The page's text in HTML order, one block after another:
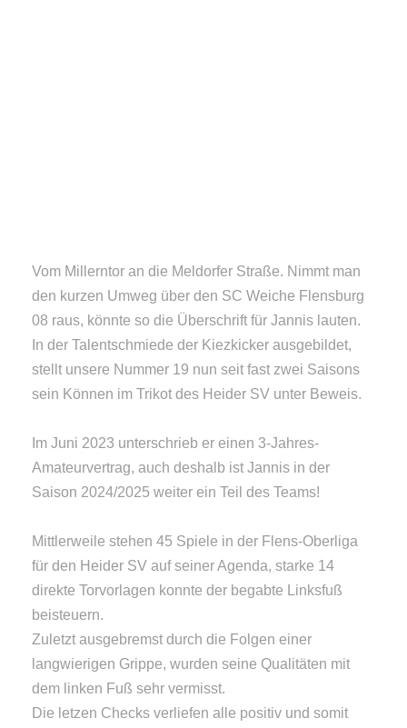
Vom Millerntor an die Meldorfer Straße. Nimmt man
den kurzen Umweg über den SC Weiche Flensburg
08 raus, könnte so die Überschrift für Jannis lauten.
In der Talentschmiede der Kiezkicker ausgebildet,
stellt unsere Nummer 19 nun seit fast zwei Saisons
sein Können im Trikot des Heider SV unter Beweis.
Im Juni 2023 unterschrieb er einen 3-Jahres-
Amateurvertrag, auch deshalb ist Jannis in der
Saison 2024/2025 weiter ein Teil des Teams!
Mittlerweile stehen 45 Spiele in der Flens-Oberliga
für den Heider SV auf seiner Agenda, starke 14
direkte Torvorlagen konnte der begabte Linksfuß
beisteuern.
Zuletzt ausgebremst durch die Folgen einer
langwierigen Grippe, wurden seine Qualitäten mit
dem linken Fuß sehr vermisst.
Die letzen Checks verliefen alle positiv und somit